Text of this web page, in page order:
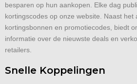
besparen op hun aankopen. Elke dag
kortingscodes op onze website. Naast het
kortingsbonnen en promotiecodes, biedt
informatie over de nieuwste deals en
retailers.
Snelle Koppelingen